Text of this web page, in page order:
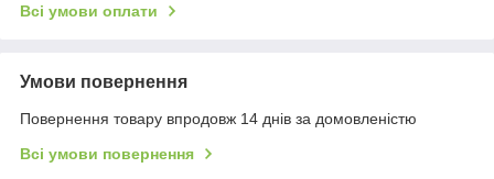
Всі умови оплати
Умови повернення
Повернення товару впродовж 14 днів за домовленістю
Всі умови повернення